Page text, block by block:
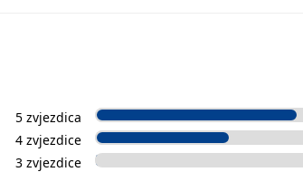
5 zvjezdica
4 zvjezdice
3 zvjezdice